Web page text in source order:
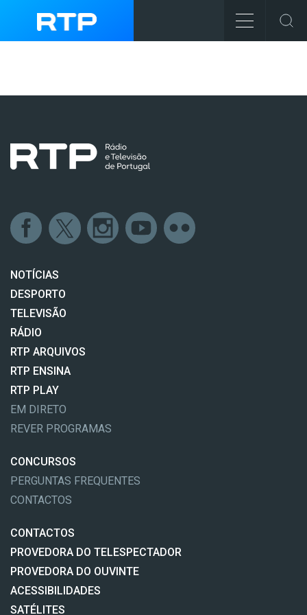
NOTÍCIAS
DESPORTO
TELEVISÃO
RÁDIO
RTP ARQUIVOS
RTP ENSINA
RTP PLAY
EM DIRETO
REVER PROGRAMAS
CONCURSOS
PERGUNTAS FREQUENTES
CONTACTOS
CONTACTOS
PROVEDORA DO TELESPECTADOR
PROVEDORA DO OUVINTE
ACESSIBILIDADES
SATÉLITES